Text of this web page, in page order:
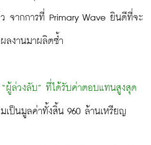
จากการที่ Primary Wave ยินดีที่จะ
ลงานมาผลิตซ้ำ
ผู้ล่วงลับ” ที่ได้รับค่าตอบแทนสูงสุด
เป็นมูลค่าทั้งสิ้น 960 ล้านเหรียญ